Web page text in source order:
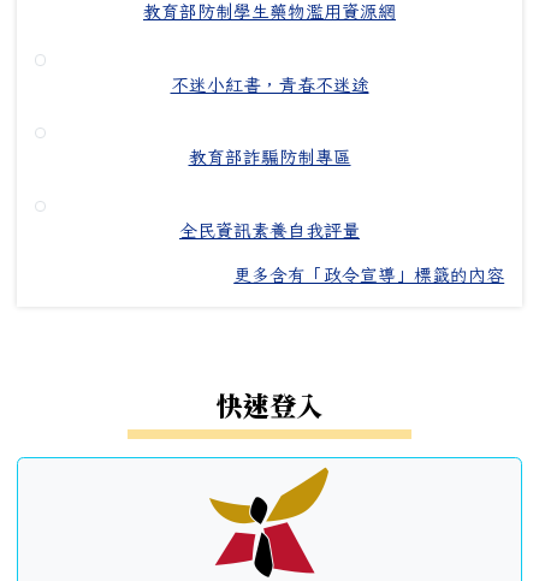
教育部防制學生藥物濫用資源網
不迷小紅書，青春不迷途
教育部詐騙防制專區
全民資訊素養自我評量
更多含有「政令宣導」標籤的內容
快速登入